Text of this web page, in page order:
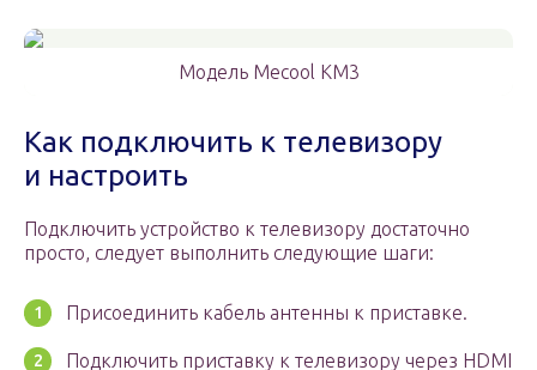
Модель Mecool KM3
Как подключить к телевизору
и настроить
Подключить устройство к телевизору достаточно
просто, следует выполнить следующие шаги:
Присоединить кабель антенны к приставке.
Подключить приставку к телевизору через HDMI